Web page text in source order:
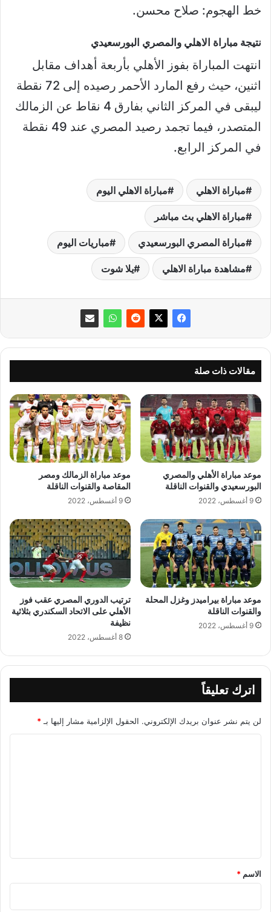
خط الهجوم: صلاح محسن.
نتيجة مباراة الاهلي والمصري البورسعيدي
انتهت المباراة بفوز الأهلي بأربعة أهداف مقابل
اثنين، حيث رفع المارد الأحمر رصيده إلى 72 نقطة
ليبقى في المركز الثاني بفارق 4 نقاط عن الزمالك
المتصدر، فيما تجمد رصيد المصري عند 49 نقطة
في المركز الرابع.
مباراة الاهلي مباراة الاهلي اليوم
مباراة الاهلي بث مباشر
مباراة المصري البورسعيدي مباريات اليوم
مشاهدة مباراة الاهلي يلا شوت
مقالات ذات صلة
موعد مباراة الأهلي والمصري
البورسعيدي والقنوات الناقلة
9 أغسطس، 2022
موعد مباراة الزمالك ومصر
المقاصة والقنوات الناقلة
9 أغسطس، 2022
موعد مباراة بيراميدز وغزل المحلة
والقنوات الناقلة
9 أغسطس، 2022
ترتيب الدوري المصري عقب فوز
الأهلي على الاتحاد السكندري بثلاثية
نظيفة
8 أغسطس، 2022
اترك تعليقاً
لن يتم نشر عنوان بريدك الإلكتروني. الحقول الإلزامية مشار إليها بـ *
*
الاسم *